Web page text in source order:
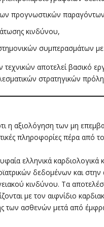
προγνωστικών
κινδύνου,
συμπερασμάτων
αποτελεί βασικό
στρατηγικών
η αξιολόγηση των μη
πληροφορίες πέρα από
ελληνικά καρδιολογικά
δεδομένων και
κινδύνου. Τα
με τον αιφνίδιο
των ασθενών μετά από